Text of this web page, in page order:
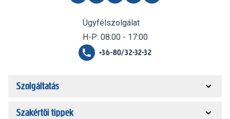
Ügyfélszolgálat
H-P: 08:00 - 17:00
+36-80/32-32-32
Szolgáltatás
Szakértői tippek